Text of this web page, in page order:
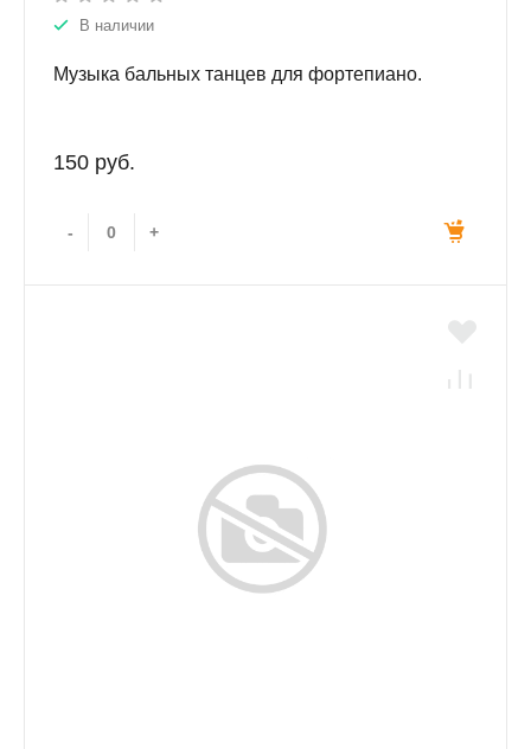
В наличии
Музыка бальных танцев для фортепиано.
150 руб.
- +